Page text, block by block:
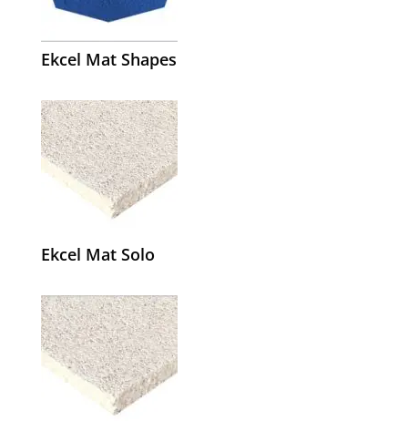
Ekcel Mat Shapes
Ekcel Mat Solo